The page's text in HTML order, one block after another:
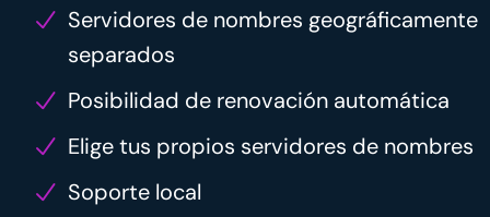
Servidores de nombres geográficamente
separados
Posibilidad de renovación automática
Elige tus propios servidores de nombres
Soporte local